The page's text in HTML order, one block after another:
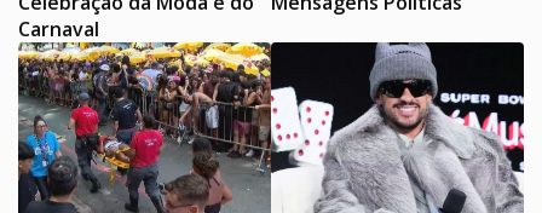
Carnaval